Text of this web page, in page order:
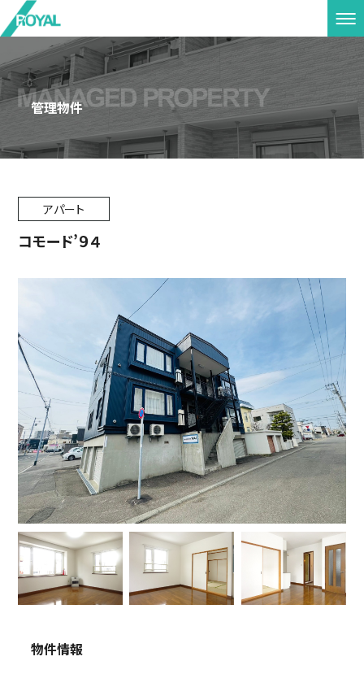
管理物件
アパート
コモード’９４
物件情報